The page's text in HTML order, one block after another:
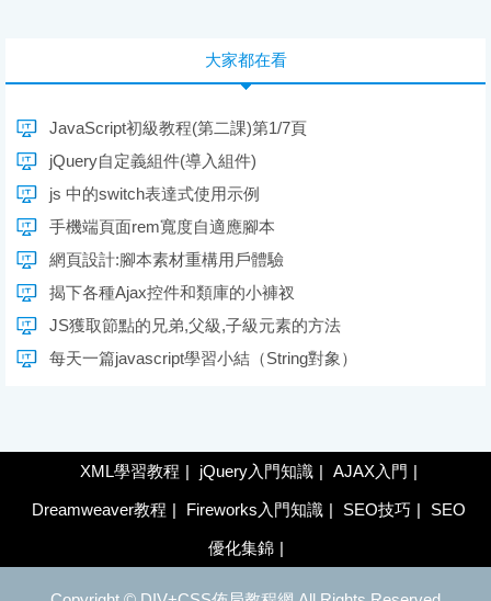
大家都在看
JavaScript初級教程(第二課)第1/7頁
jQuery自定義組件(導入組件)
js 中的switch表達式使用示例
手機端頁面rem寬度自適應腳本
網頁設計:腳本素材重構用戶體驗
揭下各種Ajax控件和類庫的小褲衩
JS獲取節點的兄弟,父級,子級元素的方法
每天一篇javascript學習小結（String對象）
XML學習教程 | jQuery入門知識 | AJAX入門 |
Dreamweaver教程 | Fireworks入門知識 | SEO技巧 | SEO
優化集錦 |